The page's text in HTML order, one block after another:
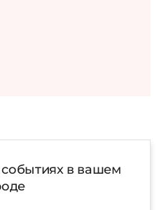
в вашем